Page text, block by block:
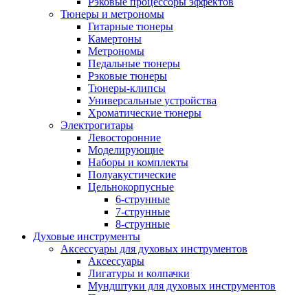
Тюнеры и метрономы
Гитарные тюнеры
Камертоны
Метрономы
Педальные тюнеры
Рэковые тюнеры
Тюнеры-клипсы
Универсальные устройства
Хроматические тюнеры
Электрогитары
Левосторонние
Моделирующие
Наборы и комплекты
Полуакустические
Цельнокорпусные
6-струнные
7-струнные
8-струнные
Духовые инструменты
Аксессуары для духовых инструментов
Аксессуары
Лигатуры и колпачки
Мундштуки для духовых инструментов